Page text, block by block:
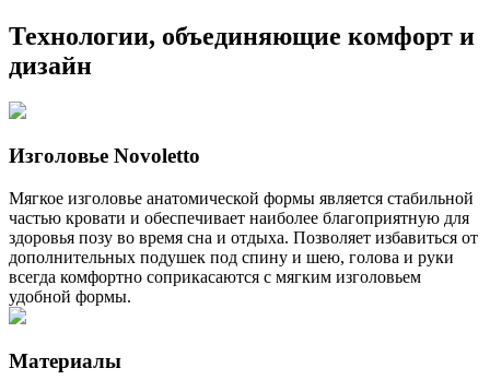
Технологии, объединяющие комфорт и
дизайн
Изголовье Novoletto
Мягкое изголовье анатомической формы является стабильной
частью кровати и обеспечивает наиболее благоприятную для
здоровья позу во время сна и отдыха. Позволяет избавиться от
дополнительных подушек под спину и шею, голова и руки
всегда комфортно соприкасаются с мягким изголовьем
удобной формы.
Материалы